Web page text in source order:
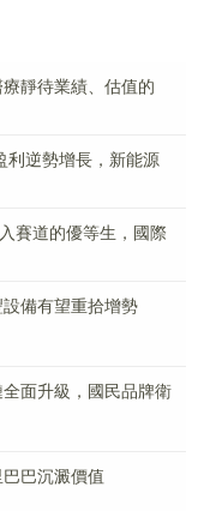
靜待業績、估值的
利逆勢增長，新能源
賽道的優等生，國際
備有望重拾增勢
面升級，國民品牌衛
巴沉澱價值